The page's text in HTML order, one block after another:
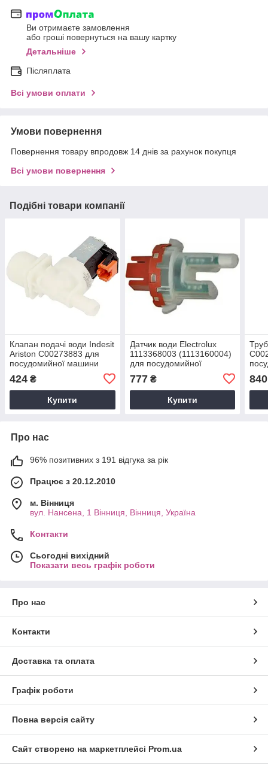
Ви отримаєте замовлення
або гроші повернуться на вашу картку
Детальніше
Післяплата
Всі умови оплати
Умови повернення
Повернення товару впродовж 14 днів за рахунок покупця
Всі умови повернення
Подібні товари компанії
Клапан подачі води Indesit
Ariston C00273883 для
посудомийної машини
424 ₴
Купити
Датчик води Electrolux
1113368003 (1113160004)
для посудомийної
777₴
Купити
840
Про нас
96% позитивних з 191 відгука за рік
Працює з 20.12.2010
м. Вінниця
вул. Нансена, 1 Вінниця, Вінниця, Україна
Контакти
Сьогодні вихідний
Показати весь графік роботи
Про нас
Контакти
Доставка та оплата
Графік роботи
Повна версія сайту
Сайт створено на маркетплейсі Prom.ua